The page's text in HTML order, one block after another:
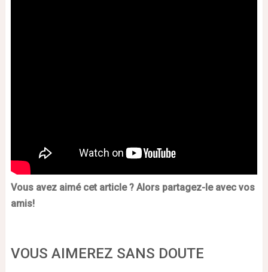
Vous avez aimé cet article ? Alors partagez-le avec vos
amis!
VOUS AIMEREZ SANS DOUTE